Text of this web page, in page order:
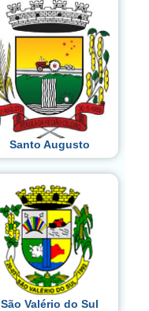
Santo Augusto
São Valério do Sul